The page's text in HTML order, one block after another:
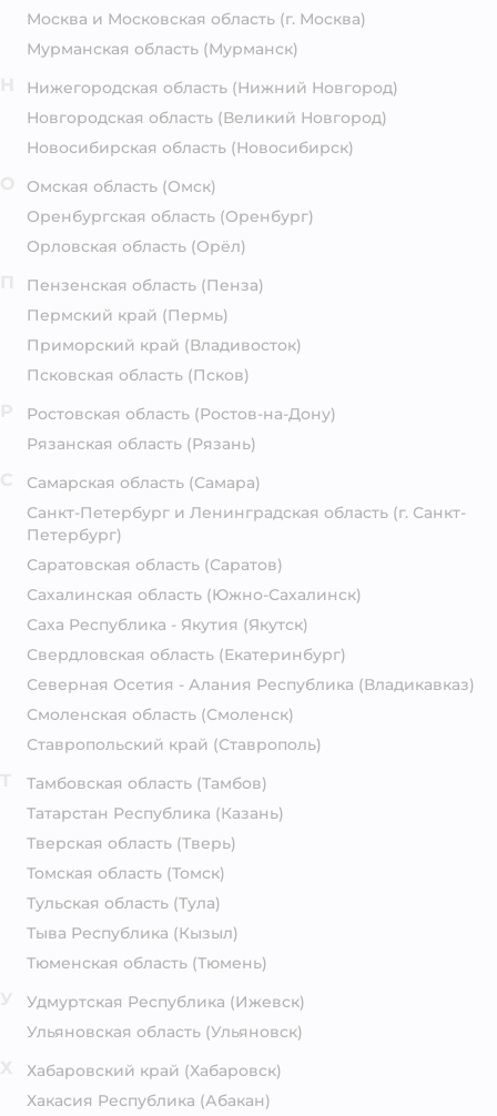
Москва и Московская область (г. Москва)
Мурманская область (Мурманск)
Нижегородская область (Нижний Новгород)
Новгородская область (Великий Новгород)
Новосибирская область (Новосибирск)
Омская область (Омск)
Оренбургская область (Оренбург)
Орловская область (Орёл)
Пензенская область (Пенза)
Пермский край (Пермь)
Приморский край (Владивосток)
Псковская область (Псков)
Ростовская область (Ростов-на-Дону)
Рязанская область (Рязань)
Самарская область (Самара)
Санкт-Петербург и Ленинградская область (г. Санкт-
Петербург)
Саратовская область (Саратов)
Сахалинская область (Южно-Сахалинск)
Саха Республика - Якутия (Якутск)
Свердловская область (Екатеринбург)
Северная Осетия - Алания Республика (Владикавказ)
Смоленская область (Смоленск)
Ставропольский край (Ставрополь)
Тамбовская область (Тамбов)
Татарстан Республика (Казань)
Тверская область (Тверь)
Томская область (Томск)
Тульская область (Тула)
Тыва Республика (Кызыл)
Тюменская область (Тюмень)
Удмуртская Республика (Ижевск)
Ульяновская область (Ульяновск)
Хабаровский край (Хабаровск)
Хакасия Республика (Абакан)